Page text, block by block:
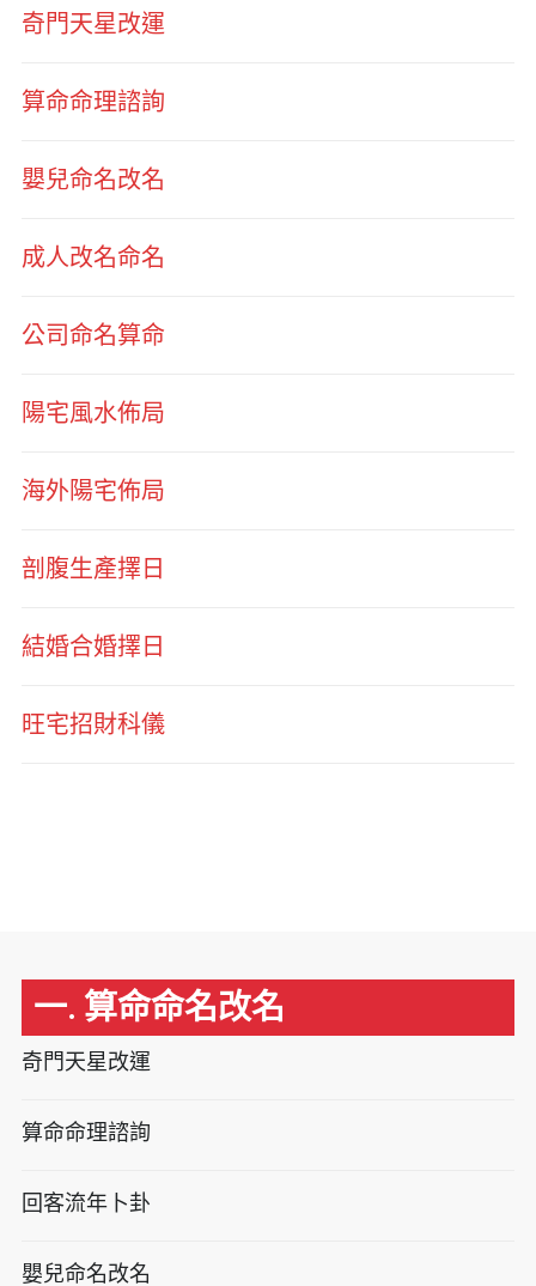
奇門天星改運
算命命理諮詢
嬰兒命名改名
成人改名命名
公司命名算命
陽宅風水佈局
海外陽宅佈局
剖腹生產擇日
結婚合婚擇日
旺宅招財科儀
一. 算命命名改名
奇門天星改運
算命命理諮詢
回客流年卜卦
嬰兒命名改名